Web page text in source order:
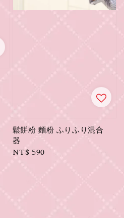
鬆餅粉 麵粉 ふりふり混合
器
Regular
NT$ 590